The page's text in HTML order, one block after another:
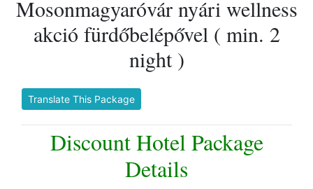
Mosonmagyaróvár nyári wellness
akció fürdőbelépővel ( min. 2
night )
Translate This Package
Discount Hotel Package
Details